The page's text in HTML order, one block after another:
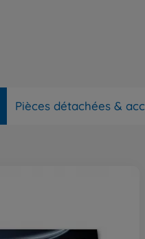
Pièces détachées &